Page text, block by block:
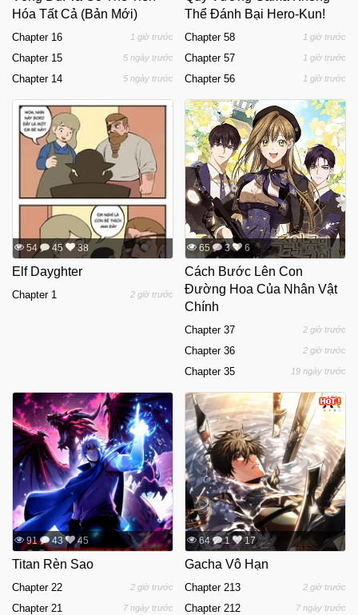
Hóa Tất Cả (Bản Mới)
Chapter 16 1 giờ trước
Chapter 15 5 ngày trước
Chapter 14 5 ngày trước
Thể Đánh Bại Hero-Kun!
Chapter 58 1 giờ trước
Chapter 57 1 giờ trước
Chapter 56 1 giờ trước
54 45 38
Elf Dayghter
Chapter 1 2 giờ trước
65 3 6
Cách Bước Lên Con
Đường Hoa Của Nhân Vật
Chính
Chapter 37 2 giờ trước
Chapter 36 2 giờ trước
Chapter 35 19 ngày trước
91 43 45
Titan Rèn Sao
Chapter 22 2 giờ trước
Chapter 21 7 ngày trước
64 1 17
Gacha Vô Hạn
Chapter 213 2 giờ trước
Chapter 212 7 ngày trước